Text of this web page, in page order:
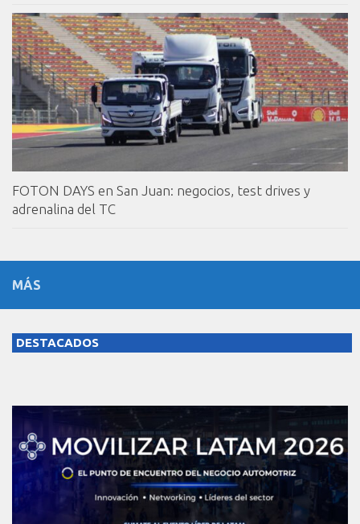
FOTON DAYS en San Juan: negocios, test drives y
adrenalina del TC
MÁS
DESTACADOS